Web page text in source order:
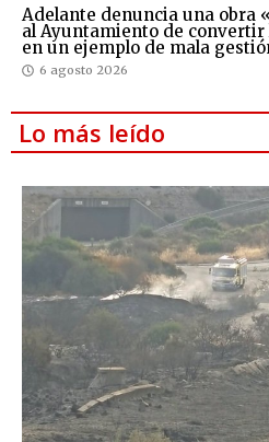
Adelante denuncia una obra
al Ayuntamiento de convertir
en un ejemplo de mala
6 agosto 2026
Lo más leído